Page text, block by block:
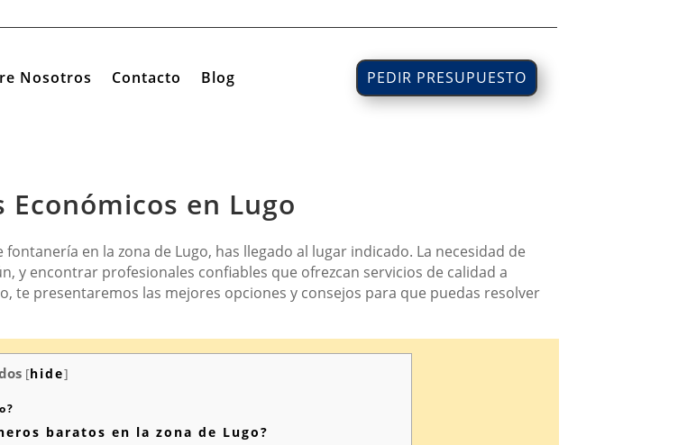
Nosotros Contacto Blog PEDIR PRESUPUESTO
Económicos en Lugo
en la zona de Lugo, has llegado al lugar indicado. La necesidad de
y encontrar profesionales confiables que ofrezcan servicios de calidad a
te presentaremos las mejores opciones y consejos para que puedas resolver
[hide]
baratos en la zona de Lugo?